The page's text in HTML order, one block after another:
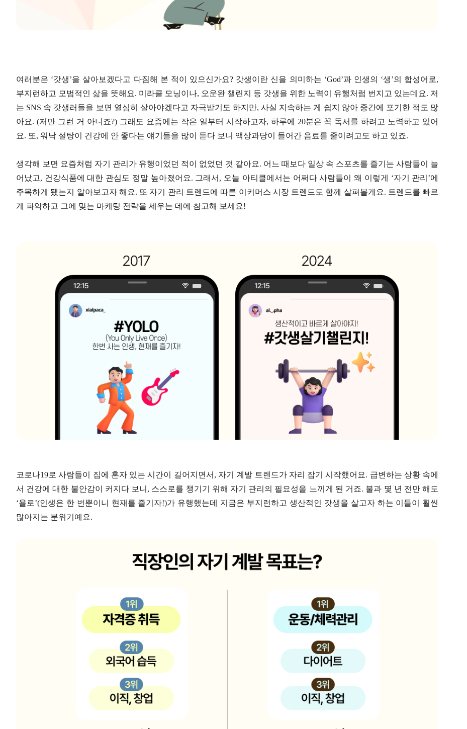
여러분은 ‘갓생’을 살아보겠다고 다짐해 본 적이 있으신가요? 갓생이란 신을 의미하는 ‘God’과 인생의 ‘생’의 합성어로,
부지런하고 모범적인 삶을 뜻해요. 미라클 모닝이나, 오운완 챌린지 등 갓생을 위한 노력이 유행처럼 번지고 있는데요. 저
는 SNS 속 갓생러들을 보면 열심히 살아야겠다고 자극받기도 하지만, 사실 지속하는 게 쉽지 않아 중간에 포기한 적도 많
아요. (저만 그런 거 아니죠?) 그래도 요즘에는 작은 일부터 시작하고자, 하루에 20분은 꼭 독서를 하려고 노력하고 있어
요. 또, 워낙 설탕이 건강에 안 좋다는 얘기들을 많이 듣다 보니 액상과당이 들어간 음료를 줄이려고도 하고 있죠.
생각해 보면 요즘처럼 자기 관리가 유행이었던 적이 없었던 것 같아요. 어느 때보다 일상 속 스포츠를 즐기는 사람들이 늘
어났고, 건강식품에 대한 관심도 정말 높아졌어요. 그래서, 오늘 아티클에서는 어쩌다 사람들이 왜 이렇게 ‘자기 관리’에
주목하게 됐는지 알아보고자 해요. 또 자기 관리 트렌드에 따른 이커머스 시장 트렌드도 함께 살펴볼게요. 트렌드를 빠르
게 파악하고 그에 맞는 마케팅 전략을 세우는 데에 참고해 보세요!
코로나19로 사람들이 집에 혼자 있는 시간이 길어지면서, 자기 계발 트렌드가 자리 잡기 시작했어요. 급변하는 상황 속에
서 건강에 대한 불안감이 커지다 보니, 스스로를 챙기기 위해 자기 관리의 필요성을 느끼게 된 거죠. 불과 몇 년 전만 해도
‘욜로’(인생은 한 번뿐이니 현재를 즐기자!)가 유행했는데 지금은 부지런하고 생산적인 갓생을 살고자 하는 이들이 훨씬
많아지는 분위기예요.